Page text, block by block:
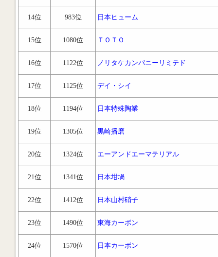
14位 983位 日本ヒューム
15位 1080位 ＴＯＴＯ
16位 1122位 ノリタケカンパニーリミテド
17位 1125位 デイ・シイ
18位 1194位 日本特殊陶業
19位 1305位 黒崎播磨
20位 1324位 エーアンドエーマテリアル
21位 1341位 日本坩堝
22位 1412位 日本山村硝子
23位 1490位 東海カーボン
24位 1570位 日本カーボン